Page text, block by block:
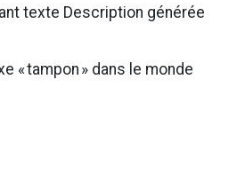
« tampon » dans le monde